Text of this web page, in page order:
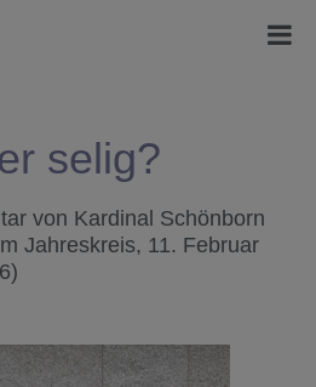
selig?
von Kardinal Schönborn
Jahreskreis, 11. Februar